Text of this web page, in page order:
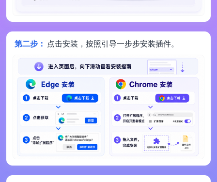
第二步： 点击安装，按照引导一步步安装插件。